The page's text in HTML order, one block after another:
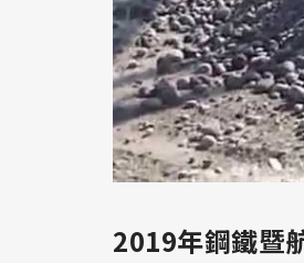
2019年鋼鐵暨